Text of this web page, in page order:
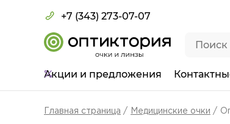
+7 (343) 273-07-07
Акции и предложения
Главная страница Медицинские очки